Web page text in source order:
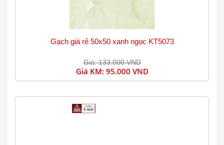
Gạch giá rẻ 50x50 xanh ngọc KT5073
Giá: 133.000 VND
Giá KM: 95.000 VND